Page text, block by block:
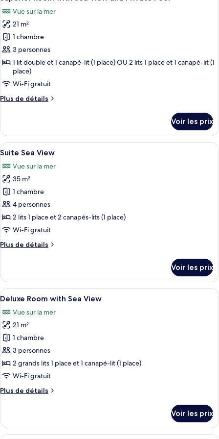
View
and
Private
Pool
chambre
Suite
Two
Bedroom
with
Sea
View
and
Private
Pool
toutes
les
photos
pour
ce
type
chambre :
Superior
Room
Sea
View
and
Private
Pool
Vue sur la mer
21 m²
1 chambre
3 personnes
1 lit double et 1 canapé-lit (1 place) OU 2 lits 1 place et 1 canapé-lit (1
place)
Wi-Fi gratuit
Plus de détails
Plus
le
type
de
Superior
Room
with
Sea
View
and
Private
Pool
Voir les prix
Afficher
toutes
les
photos
pour
ce
type
de
chambre :
Suite
Une chambre d’hôtel avec un lit, un
6
Suite Sea View
Vue sur la mer
35 m²
1 chambre
4 personnes
2 lits 1 place et 2 canapés-lits (1 place)
Wi-Fi gratuit
Plus de détails
Plus
le
type
de
Suite
Sea
View
Voir les prix
Afficher
toutes
les
photos
pour
ce
type
de
chambre :
Deluxe
Sea
Une chambre d’hôtel avec un lit, un
5
Deluxe Room with Sea View
Vue sur la mer
21 m²
1 chambre
3 personnes
2 grands lits 1 place et 1 canapé-lit (1 place)
Wi-Fi gratuit
Plus de détails
Plus
le
type
Voir les prix